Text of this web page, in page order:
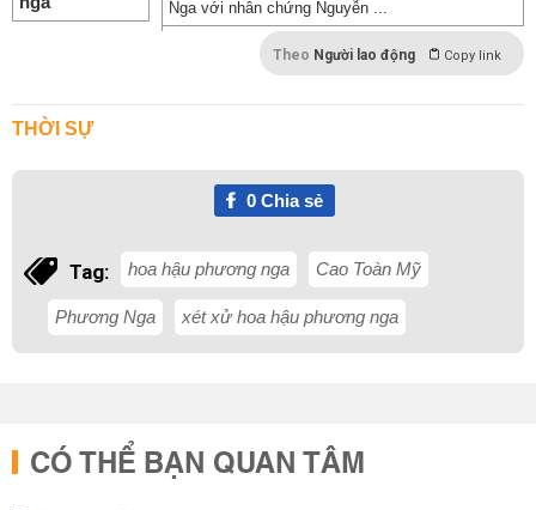
Nga với nhân chứng Nguyễn ...
Theo Người lao động Copy link
THỜI SỰ
0Chia sẻ
Tag: hoa hậu phương nga Cao Toàn Mỹ
Phương Nga xét xử hoa hậu phương nga
CÓ THỂ BẠN QUAN TÂM